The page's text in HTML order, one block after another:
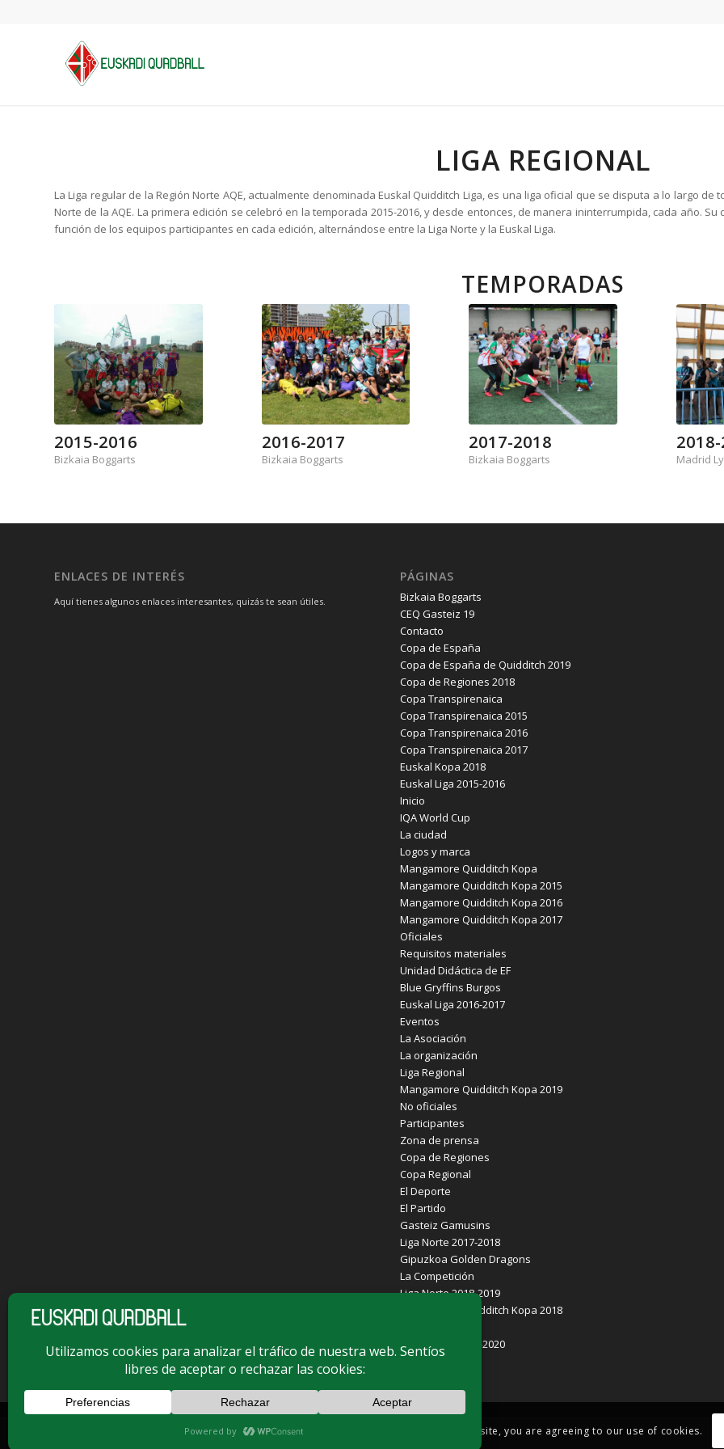
LIGA REGIONAL
La Liga regular de la Región Norte AQE, actualmente denominada Euskal Quidditch Liga, es una liga oficial que se disputa a lo largo
Norte de la AQE. La primera edición se celebró en la temporada 2015-2016, y desde entonces, de manera ininterrumpida, cada año.
función de los equipos participantes en cada edición, alternándose entre la Liga Norte y la Euskal Liga.
TEMPORADAS
2015-2016
Bizkaia Boggarts
2016-2017
Bizkaia Boggarts
2017-2018
Bizkaia Boggarts Madrid
ENLACES DE INTERÉS
Aquí tienes algunos enlaces interesantes, quizás te sean útiles.
PÁGINAS
Bizkaia Boggarts
CEQ Gasteiz 19
Contacto
Copa de España
Copa de España de Quidditch 2019
Copa de Regiones 2018
Copa Transpirenaica
Copa Transpirenaica 2015
Copa Transpirenaica 2016
Copa Transpirenaica 2017
Euskal Kopa 2018
Euskal Liga 2015-2016
Inicio
IQA World Cup
La ciudad
Logos y marca
Mangamore Quidditch Kopa
Mangamore Quidditch Kopa 2015
Mangamore Quidditch Kopa 2016
Mangamore Quidditch Kopa 2017
Oficiales
Requisitos materiales
Unidad Didáctica de EF
Blue Gryffins Burgos
Euskal Liga 2016-2017
Eventos
La Asociación
La organización
Liga Regional
Mangamore Quidditch Kopa 2019
No oficiales
Participantes
Zona de prensa
Copa de Regiones
Copa Regional
El Deporte
El Partido
Gasteiz Gamusins
Liga Norte 2017-2018
Gipuzkoa Golden Dragons
La Competición
Liga Norte 2018-2019
Mangamore Quidditch Kopa 2018
Euskal Liga 2019-2020
Aviso legal
Enfold Theme by Kriesi
This site uses cookies. By continuing to browse the site, you are agreeing to our use of cookies.